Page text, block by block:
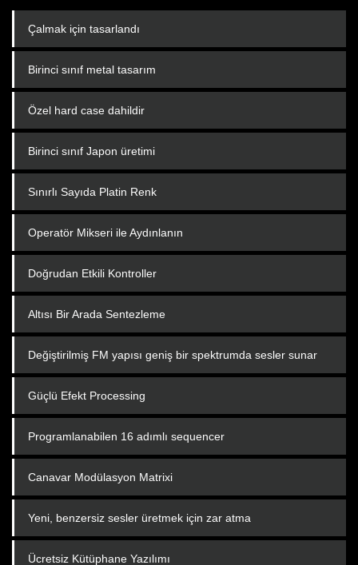
Çalmak için tasarlandı
Birinci sınıf metal tasarım
Özel hard case dahildir
Birinci sınıf Japon üretimi
Sınırlı Sayıda Platin Renk
Operatör Mikseri ile Aydınlanın
Doğrudan Etkili Kontroller
Altısı Bir Arada Sentezleme
Değiştirilmiş FM yapısı geniş bir spektrumda sesler sunar
Güçlü Efekt Processing
Programlanabilen 16 adımlı sequencer
Canavar Modülasyon Matrixi
Yeni, benzersiz sesler üretmek için zar atma
Ücretsiz Kütüphane Yazılımı